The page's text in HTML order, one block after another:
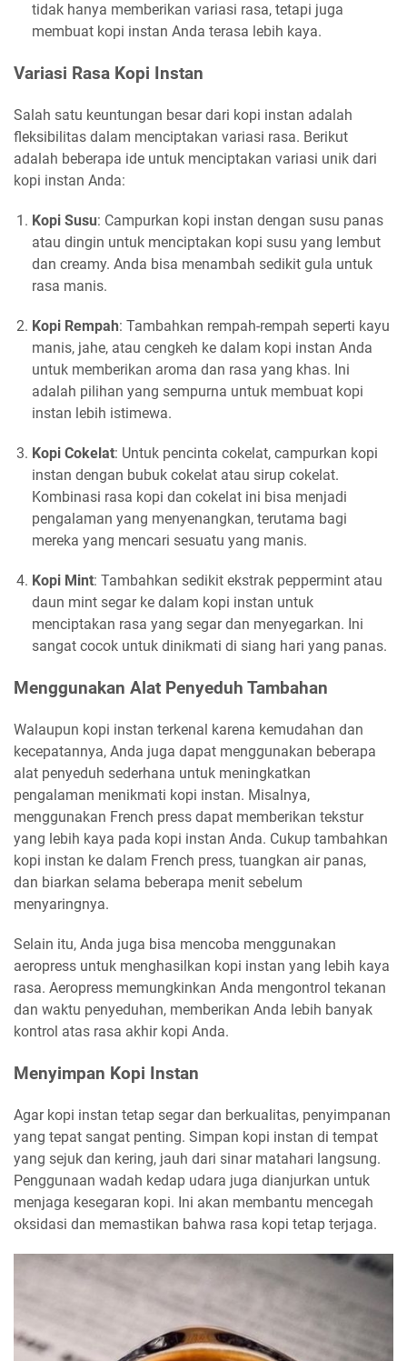
tidak hanya memberikan variasi rasa, tetapi juga
membuat kopi instan Anda terasa lebih kaya.
Variasi Rasa Kopi Instan
Salah satu keuntungan besar dari kopi instan adalah
fleksibilitas dalam menciptakan variasi rasa. Berikut
adalah beberapa ide untuk menciptakan variasi unik dari
kopi instan Anda:
Kopi Susu: Campurkan kopi instan dengan susu panas
atau dingin untuk menciptakan kopi susu yang lembut
dan creamy. Anda bisa menambah sedikit gula untuk
rasa manis.
Kopi Rempah: Tambahkan rempah-rempah seperti kayu
manis, jahe, atau cengkeh ke dalam kopi instan Anda
untuk memberikan aroma dan rasa yang khas. Ini
adalah pilihan yang sempurna untuk membuat kopi
instan lebih istimewa.
Kopi Cokelat: Untuk pencinta cokelat, campurkan kopi
instan dengan bubuk cokelat atau sirup cokelat.
Kombinasi rasa kopi dan cokelat ini bisa menjadi
pengalaman yang menyenangkan, terutama bagi
mereka yang mencari sesuatu yang manis.
Kopi Mint: Tambahkan sedikit ekstrak peppermint atau
daun mint segar ke dalam kopi instan untuk
menciptakan rasa yang segar dan menyegarkan. Ini
sangat cocok untuk dinikmati di siang hari yang panas.
Menggunakan Alat Penyeduh Tambahan
Walaupun kopi instan terkenal karena kemudahan dan
kecepatannya, Anda juga dapat menggunakan beberapa
alat penyeduh sederhana untuk meningkatkan
pengalaman menikmati kopi instan. Misalnya,
menggunakan French press dapat memberikan tekstur
yang lebih kaya pada kopi instan Anda. Cukup tambahkan
kopi instan ke dalam French press, tuangkan air panas,
dan biarkan selama beberapa menit sebelum
menyaringnya.
Selain itu, Anda juga bisa mencoba menggunakan
aeropress untuk menghasilkan kopi instan yang lebih kaya
rasa. Aeropress memungkinkan Anda mengontrol tekanan
dan waktu penyeduhan, memberikan Anda lebih banyak
kontrol atas rasa akhir kopi Anda.
Menyimpan Kopi Instan
Agar kopi instan tetap segar dan berkualitas, penyimpanan
yang tepat sangat penting. Simpan kopi instan di tempat
yang sejuk dan kering, jauh dari sinar matahari langsung.
Penggunaan wadah kedap udara juga dianjurkan untuk
menjaga kesegaran kopi. Ini akan membantu mencegah
oksidasi dan memastikan bahwa rasa kopi tetap terjaga.